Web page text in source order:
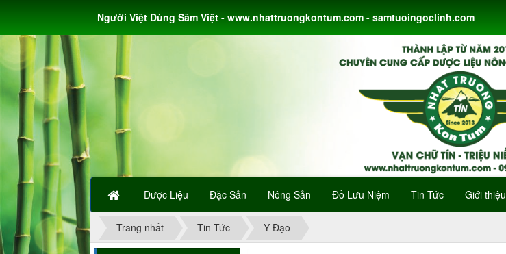
Dược Liệu Đặc Sản Nông Sản Đồ Lưu Niệm Tin Tức Giới thiệu
Người Việt Dùng Sâm Việt - www.nhattruongkontum.com - samtuoingoclinh.com
Trang nhất Tin Tức Y Đạo